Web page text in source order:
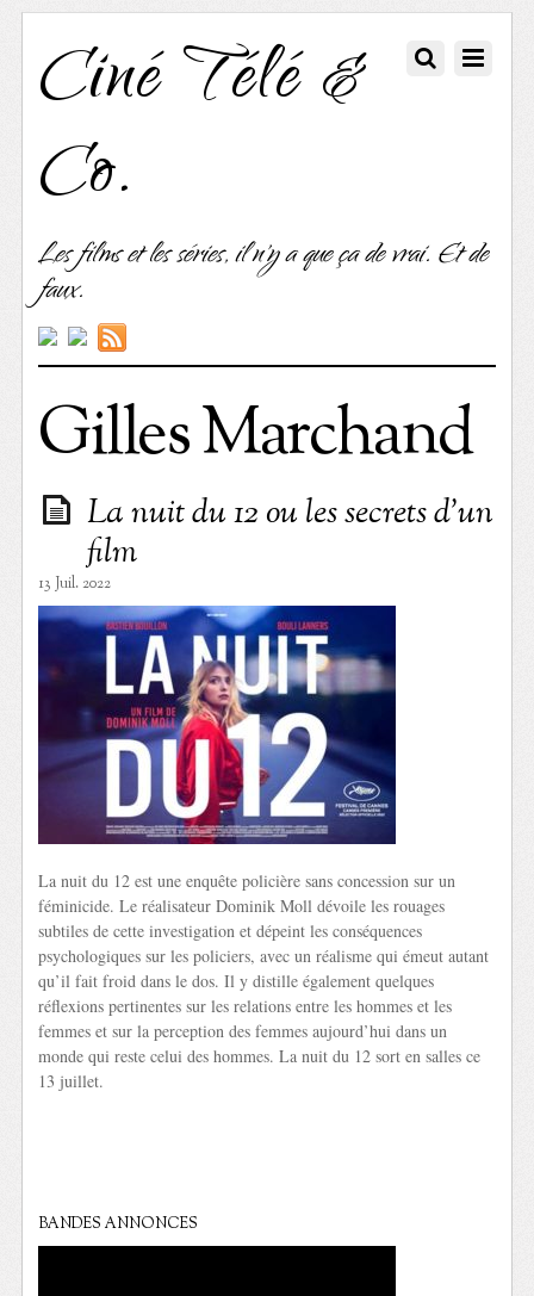
Ciné Télé &
Co.
Les films et les séries, il n'y a que ça de vrai. Et de
faux.
Gilles Marchand
La nuit du 12 ou les secrets d’un
film
13 Juil. 2022
La nuit du 12 est une enquête policière sans concession sur un
féminicide. Le réalisateur Dominik Moll dévoile les rouages
subtiles de cette investigation et dépeint les conséquences
psychologiques sur les policiers, avec un réalisme qui émeut autant
qu’il fait froid dans le dos. Il y distille également quelques
réflexions pertinentes sur les relations entre les hommes et les
femmes et sur la perception des femmes aujourd’hui dans un
monde qui reste celui des hommes. La nuit du 12 sort en salles ce
13 juillet.
BANDES ANNONCES